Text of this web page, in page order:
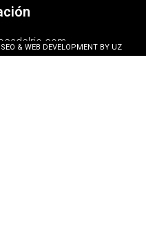
& WEB DEVELOPMENT BY UZ